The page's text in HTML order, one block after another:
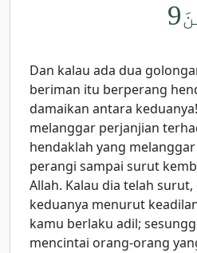
9
Dan kalau ada dua
beriman itu berperang
damaikan antara
melanggar perjanjian
hendaklah yang
perangi sampai surut
Allah. Kalau dia telah
keduanya menurut
kamu berlaku adil;
mencintai orang-orang